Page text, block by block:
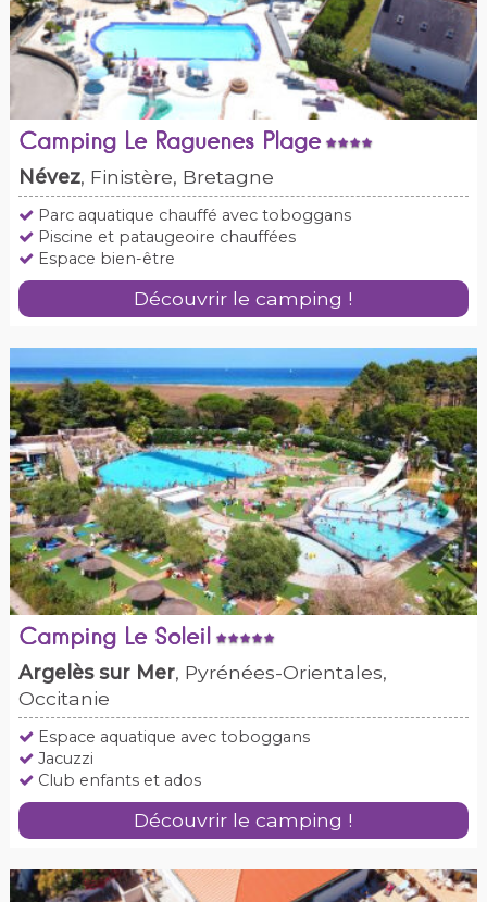
Camping Le Raguenes Plage
Névez, Finistère, Bretagne
Parc aquatique chauffé avec toboggans
Piscine et pataugeoire chauffées
Espace bien-être
Découvrir le camping !
Camping Le Soleil
Argelès sur Mer, Pyrénées-Orientales,
Occitanie
Espace aquatique avec toboggans
Jacuzzi
Club enfants et ados
Découvrir le camping !